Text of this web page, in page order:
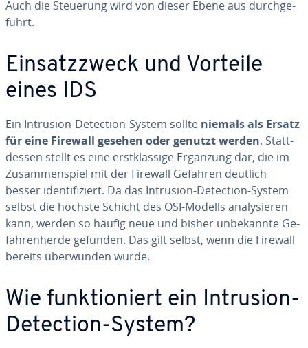
Auch die Steuerung wird von dieser Ebene aus durch­ge­
führt.
Ein­satz­zweck und Vorteile
eines IDS
Ein Intrusion-Detection-System sollte niemals als Ersatz
für eine Firewall gesehen oder genutzt werden. Statt­
des­sen stellt es eine erst­klas­si­ge Ergänzung dar, die im
Zu­sam­men­spiel mit der Firewall Gefahren deutlich
besser iden­ti­fi­ziert. Da das Intrusion-Detection-System
selbst die höchste Schicht des OSI-Modells ana­ly­sie­ren
kann, werden so häufig neue und bisher un­be­kann­te Ge­
fah­ren­her­de gefunden. Das gilt selbst, wenn die Firewall
bereits über­wun­den wurde.
Wie funk­tio­niert ein Intrusion-
Detection-System?